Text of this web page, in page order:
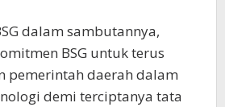
dalam sambutannya,
BSG untuk terus
pemerintah daerah dalam
demi terciptanya tata